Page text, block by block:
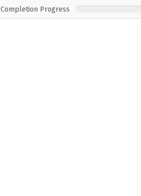
Completion Progress